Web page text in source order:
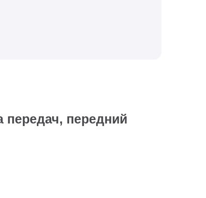
передач, передний